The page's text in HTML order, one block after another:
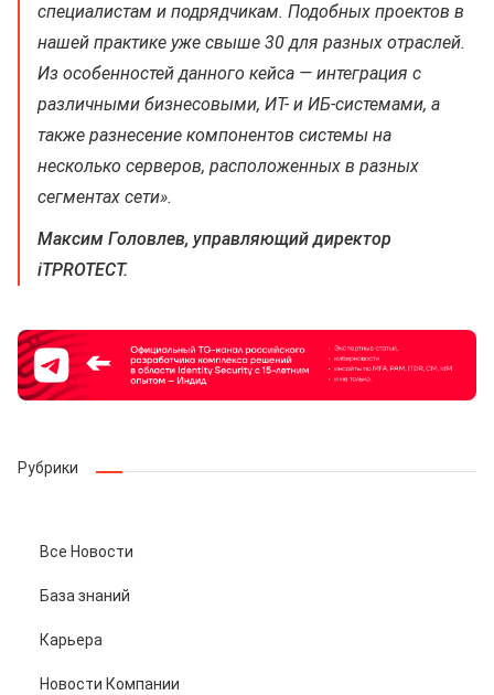
специалистам и подрядчикам. Подобных проектов в
нашей практике уже свыше 30 для разных отраслей.
Из особенностей данного кейса — интеграция с
различными бизнесовыми, ИТ- и ИБ-системами, а
также разнесение компонентов системы на
несколько серверов, расположенных в разных
сегментах сети».
Максим Головлев, управляющий директор
iTPROTECT.
Рубрики
Все Новости
База знаний
Карьера
Новости Компании